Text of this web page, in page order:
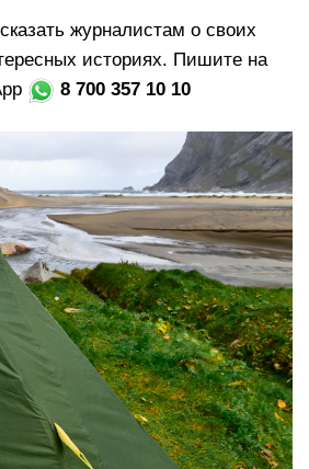
в
и
г
а
ц
и
ю
журналистам о своих
историях. Пишите на
8 700 357 10 10